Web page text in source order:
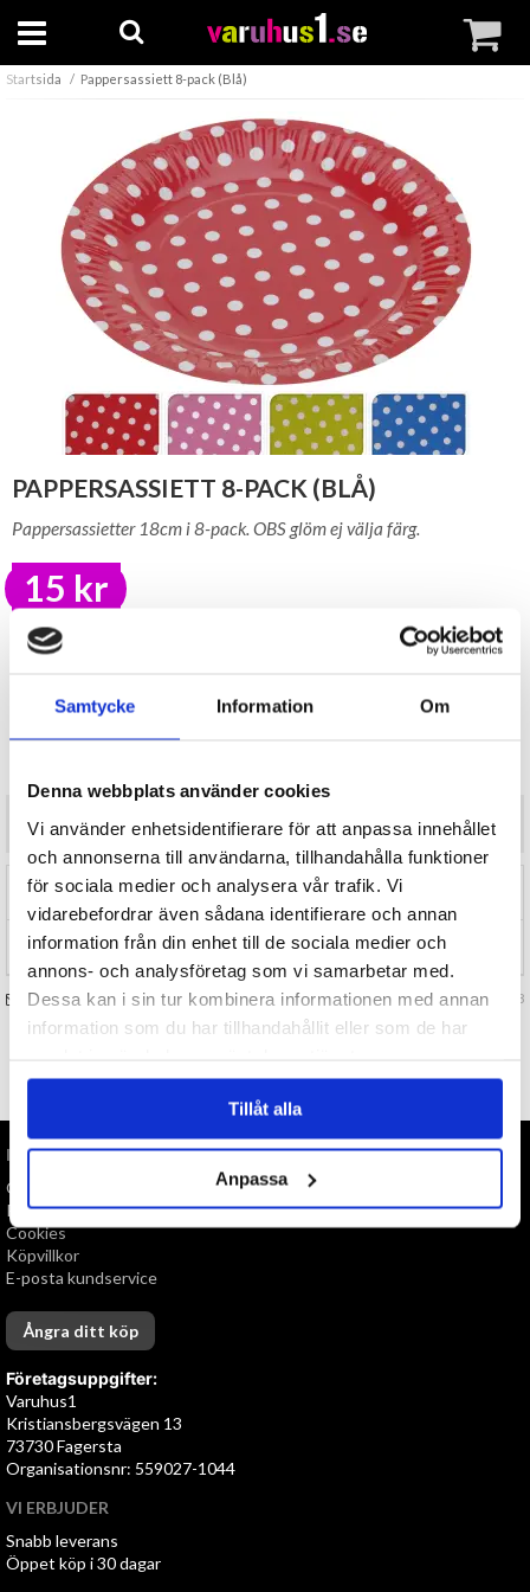
Samtycke Information Om
Denna webbplats använder cookies
Vi använder enhetsidentifierare för att anpassa innehållet
och annonserna till användarna, tillhandahålla funktioner
för sociala medier och analysera vår trafik. Vi
vidarebefordrar även sådana identifierare och annan
information från din enhet till de sociala medier och
annons- och analysföretag som vi samarbetar med.
Dessa kan i sin tur kombinera informationen med annan
information som du har tillhandahållit eller som de har
Tillåt alla
Anpassa
Startsida Pappersassiett 8-pack (Blå)
PAPPERSASSIETT 8-PACK (BLÅ)
Pappersassietter 18cm i 8-pack. OBS glöm ej välja färg.
15 kr
LAGER I SVERIGE, SNABB LEVERANS ÖPPET KÖP I 30 DAGAR
BEVAKA
Pappersassietter 18cm set om 8-pack. OBS glöm ej välja färg.
RECENSIONER (0)
TIPSA
FRÅGA OSS OM VARAN Art. nr 124898
TILL TOPPEN
INFORMATION
Om oss
Personuppgiftspolicy
Cookies
Köpvillkor
E-posta kundservice
Ångra ditt köp
Företagsuppgifter:
Varuhus1
Kristiansbergsvägen 13
73730 Fagersta
Organisationsnr: 559027-1044
VI ERBJUDER
Snabb leverans
Öppet köp i 30 dagar